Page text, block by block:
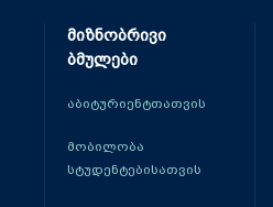
მიზნობრივი
ბმულები
აბიტურიენტთათვის
მობილობა
სტუდენტებისათვის